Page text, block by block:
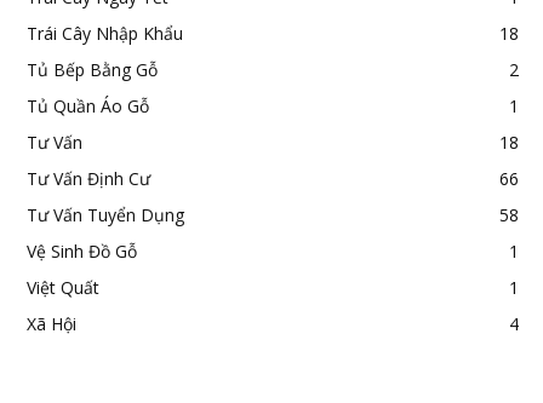
Trái Cây Nhập Khẩu
18
Tủ Bếp Bằng Gỗ
2
Tủ Quần Áo Gỗ
1
Tư Vấn
18
Tư Vấn Định Cư
66
Tư Vấn Tuyển Dụng
58
Vệ Sinh Đồ Gỗ
1
Việt Quất
1
Xã Hội
4